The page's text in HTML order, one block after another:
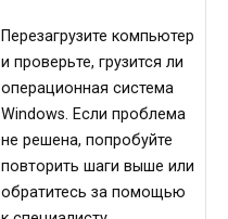
Перезагрузите компьютер
и проверьте, грузится ли
операционная система
Windows. Если проблема
не решена, попробуйте
повторить шаги выше или
обратитесь за помощью